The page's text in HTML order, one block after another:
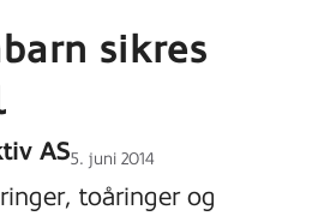
sikres
ASLagt
på
5. juni 2014
toåringer og